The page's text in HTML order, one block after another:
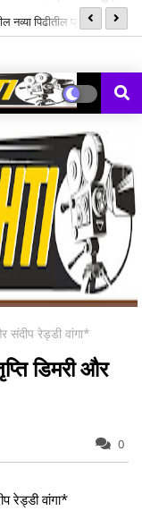
पिढीतील प्रतिभांना
संदीप रेड्डी वांगा*
डिमरी और
0
रेड्डी वांगा*